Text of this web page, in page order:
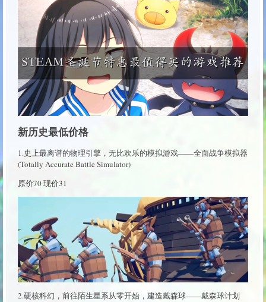
新历史最低价格
1.史上最离谱的物理引擎，无比欢乐的模拟游戏——全面战争模拟器
(Totally Accurate Battle Simulator)
原价70 现价31
2.硬核科幻，前往陌生星系从零开始，建造戴森球——戴森球计划